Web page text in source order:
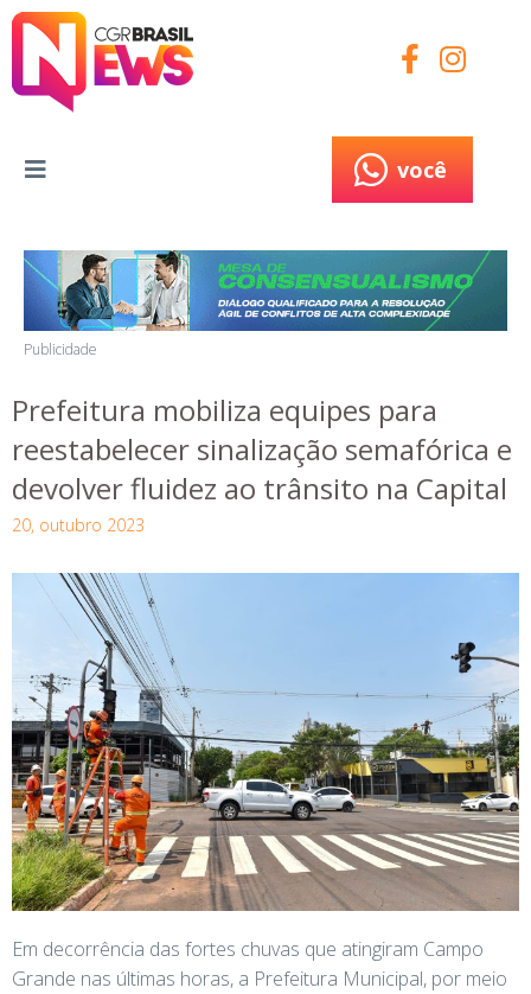
você
Publicidade
Prefeitura mobiliza equipes para
reestabelecer sinalização semafórica e
devolver fluidez ao trânsito na Capital
20, outubro 2023
Em decorrência das fortes chuvas que atingiram Campo
Grande nas últimas horas, a Prefeitura Municipal, por meio